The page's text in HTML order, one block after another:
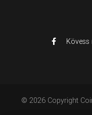
Kövess
© 2026 Copyright